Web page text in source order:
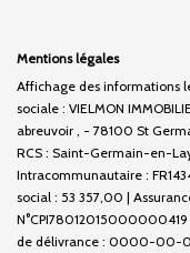
Mentions légales
Affichage des informations
sociale : VIELMON
abreuvoir , - 78100 St
RCS : Saint-Germain-en-
Intracommunautaire :
social : 53 357,00 |
N°CPI78012015000000419
de délivrance : 0000-00-